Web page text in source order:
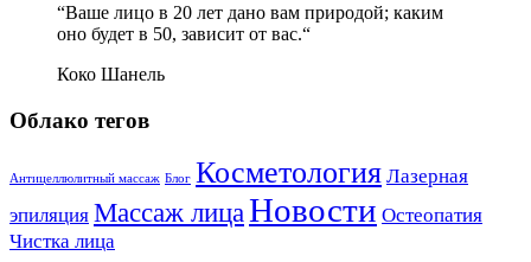
“Ваше лицо в 20 лет дано вам природой; каким
оно будет в 50, зависит от вас.“
Коко Шанель
Облако тегов
Антицеллюлитный массаж Блог Косметология Лазерная
эпиляция Массаж лицаНовости Остеопатия
Чистка лица